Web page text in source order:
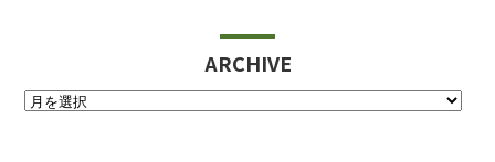
ARCHIVE